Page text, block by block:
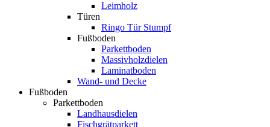
Leimholz
Türen
Ringo Tür Stumpf
Fußboden
Parkettboden
Massivholzdielen
Laminatboden
Wand- und Decke
Fußboden
Parkettboden
Landhausdielen
Fischgrätparkett